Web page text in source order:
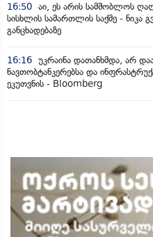
16:50 აი, ეს არის სამშობლოს
სისხლის სამართლის საქმე - ნიკა
განცხადებაზე
16:16 უკრაინა დათანხმდა, არ
ნავთობტანკერებსა და
ეკუთვნის - Bloomberg